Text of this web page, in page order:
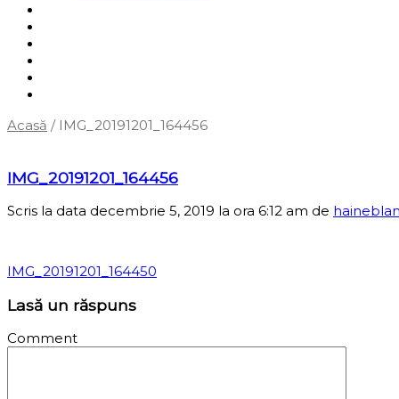
Acasă / IMG_20191201_164456
IMG_20191201_164456
Scris la data decembrie 5, 2019 la ora 6:12 am de
IMG_20191201_164450
Lasă un răspuns
Comment